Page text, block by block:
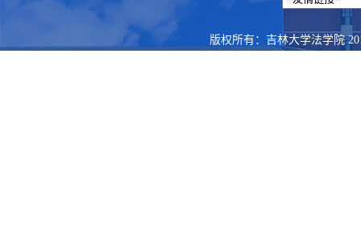
版权所有：吉林大学法学院